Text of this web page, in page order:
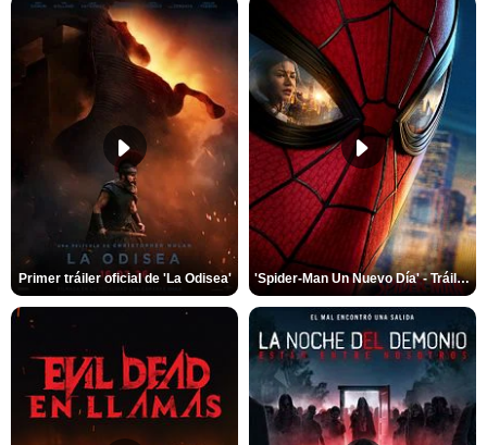
Primer tráiler oficial de 'La Odisea' 'Spider-Man Un Nuevo Día' - Tráiler oficial subtitulado